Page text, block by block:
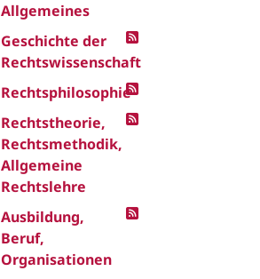
Allgemeines
Geschichte der
Rechtswissenschaft
Rechtsphilosophie
Rechtstheorie,
Rechtsmethodik,
Allgemeine
Rechtslehre
Ausbildung,
Beruf,
Organisationen